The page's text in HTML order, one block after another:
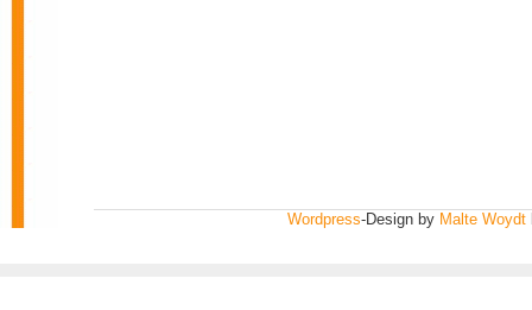
Wordpress-Design by Malte Woydt